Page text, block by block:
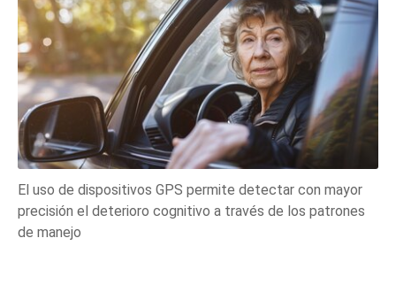
El uso de dispositivos GPS permite detectar con mayor
precisión el deterioro cognitivo a través de los patrones
de manejo